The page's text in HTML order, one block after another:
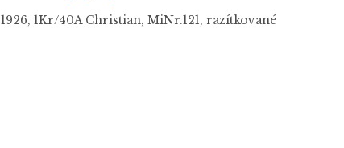
1926, 1Kr/40A Christian, MiNr.121, razítkované